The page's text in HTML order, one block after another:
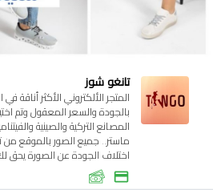
تانغو شوز
المتجر الألكتروني الأكثر أناقة في
بالجودة والسعر المعقول وتم
المصانع التركية والصينية
ماستر.. جميع الصور بالموقع من
اختلاف الجودة عن الصورة يحق لك